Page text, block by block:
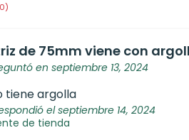
de 75mm viene con
en septiembre 13, 2024
tiene argolla
el septiembre 14, 2024
de tienda